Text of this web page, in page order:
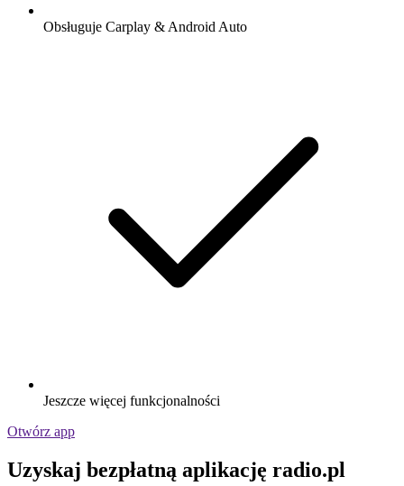
Obsługuje Carplay & Android Auto
Jeszcze więcej funkcjonalności
Otwórz app
Uzyskaj bezpłatną aplikację radio.pl